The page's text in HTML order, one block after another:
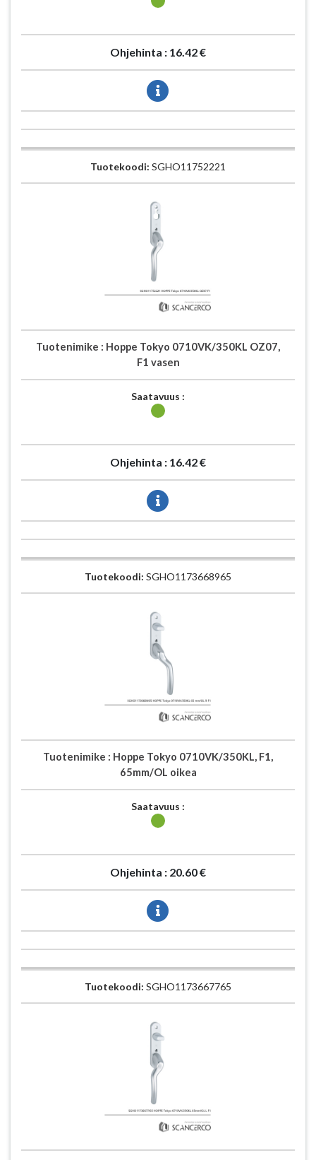
Ohjehinta : 16.42 €
Tuotekoodi: SGHO11752221
Tuotenimike : Hoppe Tokyo 0710VK/350KL OZ07,
F1 vasen
Saatavuus :
Ohjehinta : 16.42 €
Tuotekoodi: SGHO1173668965
Tuotenimike : Hoppe Tokyo 0710VK/350KL, F1,
65mm/OL oikea
Saatavuus :
Ohjehinta : 20.60 €
Tuotekoodi: SGHO1173667765